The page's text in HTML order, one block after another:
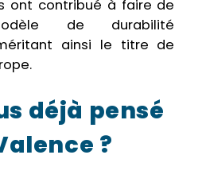
ont contribué à faire de
de durabilité
ainsi le titre de
déjà pensé
?